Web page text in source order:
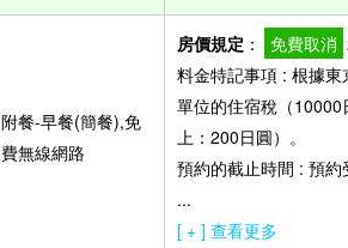
附餐-早餐(簡餐),免
費無線網路
房價規定 ： 免費取消
料金特記事項 : 根據
單位的住宿稅（
上：200日圓）。
預約的截止時間 : 預
...
[ + ] 查看更多